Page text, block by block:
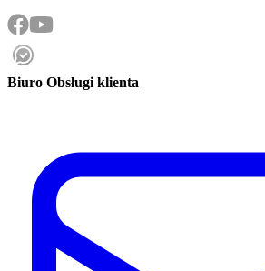
Biuro Obsługi klienta